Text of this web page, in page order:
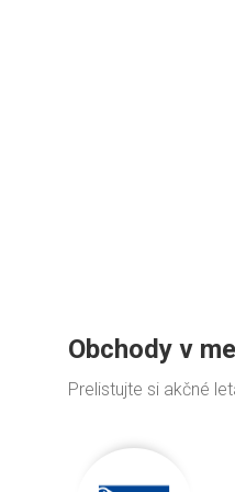
Obchody v
Prelistujte si akčné